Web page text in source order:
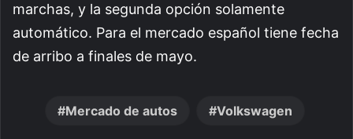
marchas, y la segunda opción solamente
automático. Para el mercado español tiene fecha
de arribo a finales de mayo.
Mercado de autos Volkswagen